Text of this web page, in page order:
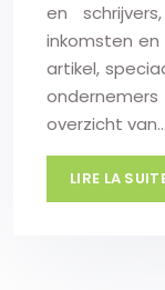
en
inkomsten
artikel,
overzicht van…
LIRE LA